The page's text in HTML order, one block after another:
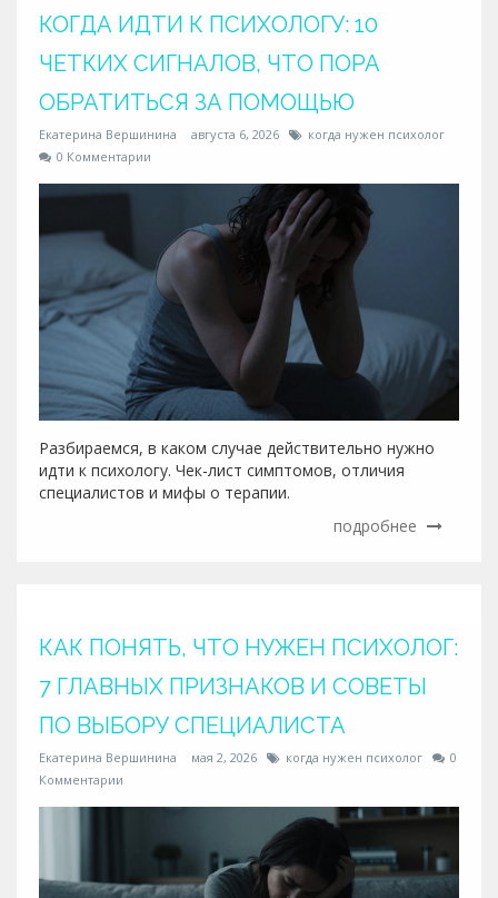
КОГДА ИДТИ К ПСИХОЛОГУ: 10
ЧЕТКИХ СИГНАЛОВ, ЧТО ПОРА
ОБРАТИТЬСЯ ЗА ПОМОЩЬЮ
Екатерина Вершинина августа 6, 2026
когда нужен психолог
0 Комментарии
Разбираемся, в каком случае действительно нужно
идти к психологу. Чек-лист симптомов, отличия
специалистов и мифы о терапии.
подробнее
КАК ПОНЯТЬ, ЧТО НУЖЕН ПСИХОЛОГ:
7 ГЛАВНЫХ ПРИЗНАКОВ И СОВЕТЫ
ПО ВЫБОРУ СПЕЦИАЛИСТА
Екатерина Вершинина мая 2, 2026 когда нужен психолог
0
Комментарии